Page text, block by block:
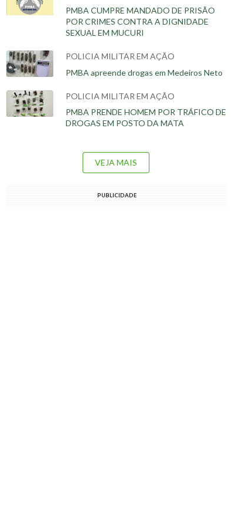
PMBA CUMPRE MANDADO DE PRISÃO
POR CRIMES CONTRA A DIGNIDADE
SEXUAL EM MUCURI
POLICIA MILITAR EM AÇÃO
PMBA apreende drogas em Medeiros Neto
POLICIA MILITAR EM AÇÃO
PMBA PRENDE HOMEM POR TRÁFICO DE
DROGAS EM POSTO DA MATA
VEJA MAIS
PUBLICIDADE